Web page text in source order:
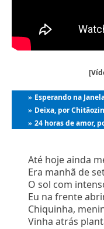
» Esperando na
» Deixa, por
» 24 horas de amor,
Até hoje ainda
Era manhã de
O sol com
Eu na frente
Chiquinha,
Vinha atrás